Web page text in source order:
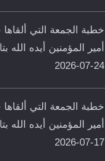
خطبة الجمعة التي
أمير المؤمنين أيده الله
24-07-2026
خطبة الجمعة التي
أمير المؤمنين أيده الله
17-07-2026